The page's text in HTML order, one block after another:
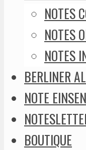
NOTES
NOTES
NOTES
BERLINER
NOTE
BOUTIQUE